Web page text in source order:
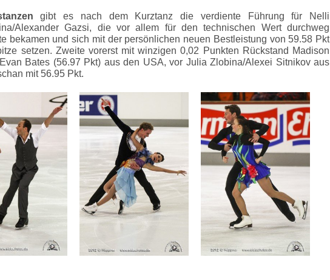
gibt es nach dem Kurztanz die verdiente Führung für Nelli
Alexander Gazsi, die vor allem für den technischen Wert durchweg
bekamen und sich mit der persönlichen neuen Bestleistung von 59.58 Pkt
setzen. Zweite vorerst mit winzigen 0,02 Punkten Rückstand Madison
Bates (56.97 Pkt) aus den USA, vor Julia Zlobina/Alexei Sitnikov aus
mit 56.95 Pkt.